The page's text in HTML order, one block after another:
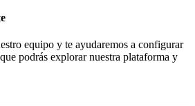
equipo y te ayudaremos a configurar
podrás explorar nuestra plataforma y